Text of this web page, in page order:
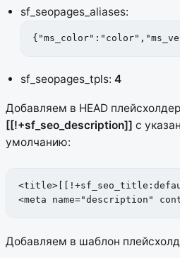
sf_seopages_aliases:
sf_seopages_tpls: 4
Добавляем в HEAD
[[!+sf_seo_description]] с
умолчанию:
<meta name="description"
Добавляем в шаблон